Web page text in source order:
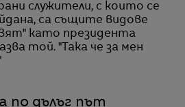
служители, с които се
са същите видове
като президента
той. "Така че за мен
по дълъг път